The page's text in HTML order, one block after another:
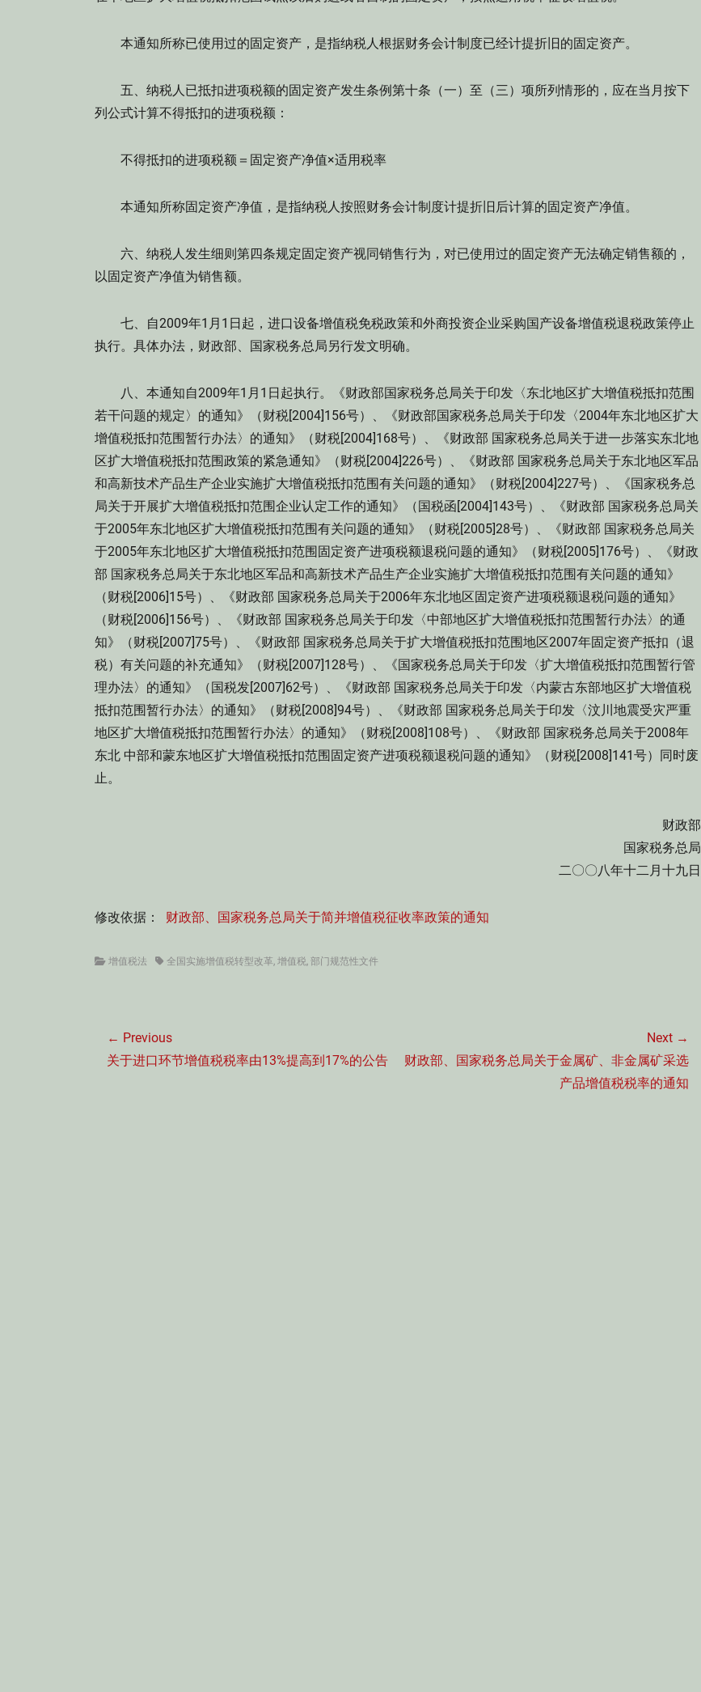
本通知所称已使用过的固定资产，是指纳税人根据财务会计制度已经计提折旧的固定资产。
五、纳税人已抵扣进项税额的固定资产发生条例第十条（一）至（三）项所列情形的，应在当月按下
列公式计算不得抵扣的进项税额：
不得抵扣的进项税额＝固定资产净值×适用税率
本通知所称固定资产净值，是指纳税人按照财务会计制度计提折旧后计算的固定资产净值。
六、纳税人发生细则第四条规定固定资产视同销售行为，对已使用过的固定资产无法确定销售额的，
以固定资产净值为销售额。
七、自2009年1月1日起，进口设备增值税免税政策和外商投资企业采购国产设备增值税退税政策停止
执行。具体办法，财政部、国家税务总局另行发文明确。
八、本通知自2009年1月1日起执行。《财政部国家税务总局关于印发〈东北地区扩大增值税抵扣范围
若干问题的规定〉的通知》（财税[2004]156号）、《财政部国家税务总局关于印发〈2004年东北地区扩大
增值税抵扣范围暂行办法〉的通知》（财税[2004]168号）、《财政部 国家税务总局关于进一步落实东北地
区扩大增值税抵扣范围政策的紧急通知》（财税[2004]226号）、《财政部 国家税务总局关于东北地区军品
和高新技术产品生产企业实施扩大增值税抵扣范围有关问题的通知》（财税[2004]227号）、《国家税务总
局关于开展扩大增值税抵扣范围企业认定工作的通知》（国税函[2004]143号）、《财政部 国家税务总局关
于2005年东北地区扩大增值税抵扣范围有关问题的通知》（财税[2005]28号）、《财政部 国家税务总局关
于2005年东北地区扩大增值税抵扣范围固定资产进项税额退税问题的通知》（财税[2005]176号）、《财政
部 国家税务总局关于东北地区军品和高新技术产品生产企业实施扩大增值税抵扣范围有关问题的通知》
（财税[2006]15号）、《财政部 国家税务总局关于2006年东北地区固定资产进项税额退税问题的通知》
（财税[2006]156号）、《财政部 国家税务总局关于印发〈中部地区扩大增值税抵扣范围暂行办法〉的通
知》（财税[2007]75号）、《财政部 国家税务总局关于扩大增值税抵扣范围地区2007年固定资产抵扣（退
税）有关问题的补充通知》（财税[2007]128号）、《国家税务总局关于印发〈扩大增值税抵扣范围暂行管
理办法〉的通知》（国税发[2007]62号）、《财政部 国家税务总局关于印发〈内蒙古东部地区扩大增值税
抵扣范围暂行办法〉的通知》（财税[2008]94号）、《财政部 国家税务总局关于印发〈汶川地震受灾严重
地区扩大增值税抵扣范围暂行办法〉的通知》（财税[2008]108号）、《财政部 国家税务总局关于2008年
东北 中部和蒙东地区扩大增值税抵扣范围固定资产进项税额退税问题的通知》（财税[2008]141号）同时废
止。
财政部
国家税务总局
二〇〇八年十二月十九日
修改依据： 财政部、国家税务总局关于简并增值税征收率政策的通知
Categories
增值税法 Tags全国实施增值税转型改革, 增值税, 部门规范性文件
章
导
← Previous
Previous
关于进口环节增值税税率由13%提高到17%的公告
Next →
Next
财政部、国家税务总局关于金属矿、非金属矿采选
产品增值税税率的通知